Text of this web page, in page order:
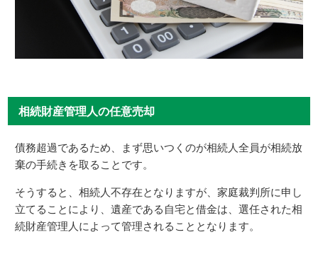
相続財産管理人の任意売却
債務超過であるため、まず思いつくのが相続人全員が相続放
棄の手続きを取ることです。
そうすると、相続人不存在となりますが、家庭裁判所に申し
立てることにより、遺産である自宅と借金は、選任された相
続財産管理人によって管理されることとなります。